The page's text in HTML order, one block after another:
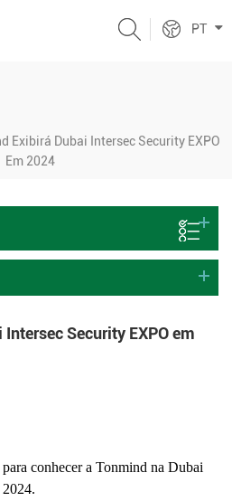
PT
Exibirá Dubai Intersec Security EXPO
Em 2024
Security EXPO em
conhecer a Tonmind na Dubai